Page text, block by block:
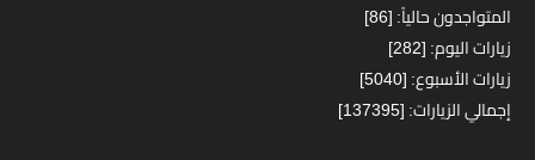
المتواجدون حالياً: [86]
زيارات اليوم: [282]
زيارات الأسبوع: [5040]
إجمالي الزيارات: [137395]